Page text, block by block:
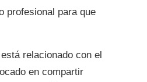
profesional para que
relacionado con el
en compartir